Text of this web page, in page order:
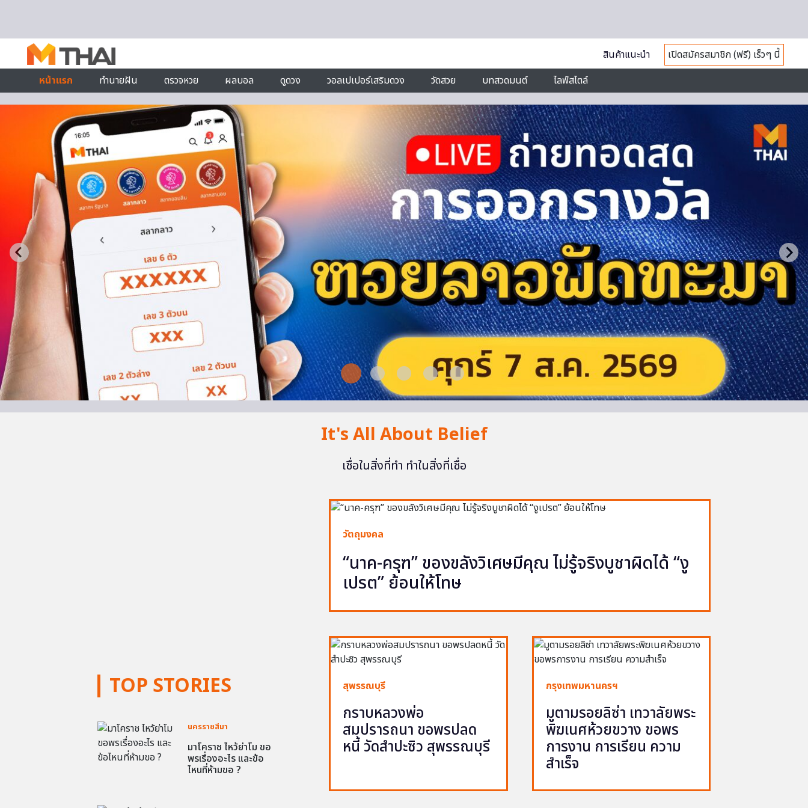
สินค้าแนะนำ
เปิดสมัครสมาชิก (ฟรี) เร็วๆ นี้
หน้าแรก
ทำนายฝัน ตรวจหวย ผลบอล ดูดวง วอลเปเปอร์เสริมดวง วัดสวย บทสวดมนต์ ไลฟ์สไตล์
It's All About Belief
เชื่อในสิ่งที่ทำ ทำในสิ่งที่เชื่อ
TOP STORIES
นครราชสีมา
มาโคราช ไหว้ย่าโม ขอ
พรเรื่องอะไร และข้อ
ไหนที่ห้ามขอ ?
วัตถุมงคล
“นาค-ครุฑ” ของขลังวิเศษมีคุณ ไม่รู้จริงบูชาผิดได้ “งู
เปรต” ย้อนให้โทษ
สุพรรณบุรี
กราบหลวงพ่อ
สมปรารถนา ขอพรปลด
หนี้ วัดสำปะซิว สุพรรณบุรี
กรุงเทพมหานครฯ
มูตามรอยลิซ่า เทวาลัยพระ
พิฆเนศห้วยขวาง ขอพร
การงาน การเรียน ความ
สำเร็จ